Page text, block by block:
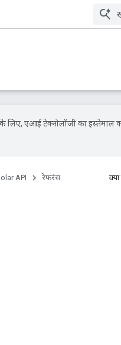
लिए, एआई टेक्नोलॉजी का इस्तेमाल
API रेफ़रंस